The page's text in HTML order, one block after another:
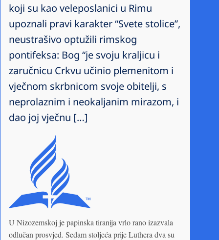
koji su kao veleposlanici u Rimu
upoznali pravi karakter “Svete stolice”,
neustrašivo optužili rimskog
pontifeksa: Bog “je svoju kraljicu i
zaručnicu Crkvu učinio plemenitom i
vječnom skrbnicom svoje obitelji, s
neprolaznim i neokaljanim mirazom, i
dao joj vječnu […]
U Nizozemskoj je papinska tiranija vrlo rano izazvala
odlučan prosvjed. Sedam stoljeća prije Luthera dva su